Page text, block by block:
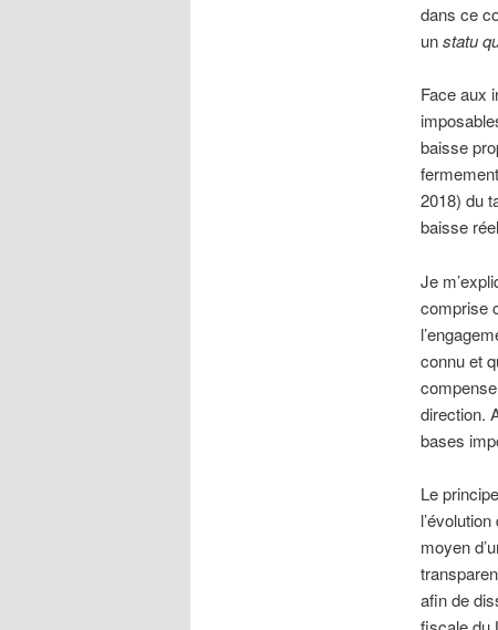
dans ce
unstatu
Face aux
baisse
2018) du
baisse
Je
comprise
connu et
direction.
bases
Le
moyen
afin de